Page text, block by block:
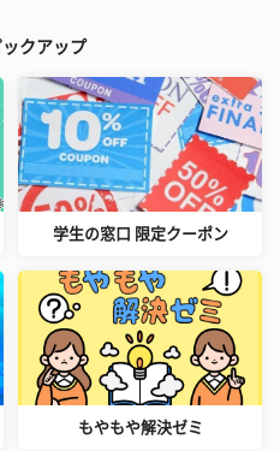
クアップ
学生の窓口 限定クーポン
もやもや解決ゼミ